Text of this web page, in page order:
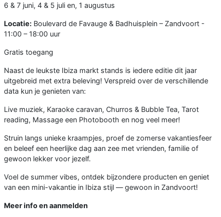
6 & 7 juni, 4 & 5 juli en, 1 augustus
Locatie: Boulevard de Favauge & Badhuisplein – Zandvoort -
11:00 – 18:00 uur
Gratis toegang
Naast de leukste Ibiza markt stands is iedere editie dit jaar
uitgebreid met extra beleving! Verspreid over de verschillende
data kun je genieten van:
Live muziek, Karaoke caravan, Churros & Bubble Tea, Tarot
reading, Massage een Photobooth en nog veel meer!
Struin langs unieke kraampjes, proef de zomerse vakantiesfeer
en beleef een heerlijke dag aan zee met vrienden, familie of
gewoon lekker voor jezelf.
Voel de summer vibes, ontdek bijzondere producten en geniet
van een mini-vakantie in Ibiza stijl — gewoon in Zandvoort!
Meer info en aanmelden